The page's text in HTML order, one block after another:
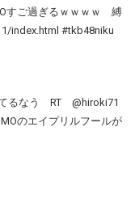
すご過ぎるｗｗｗｗ 縛
index.html #tkb48niku
てるなう RT @hiroki71
のエイプリルフールが